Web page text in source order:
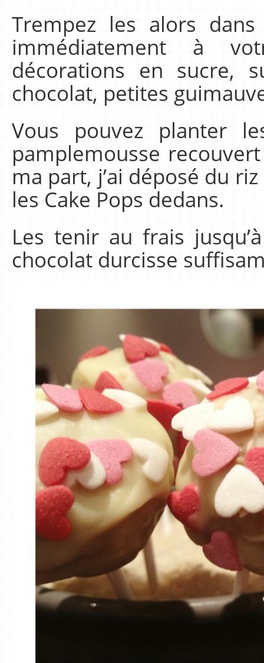
Trempez les alors
immédiatement à
décorations en sucre,
chocolat, petites
Vous pouvez planter
pamplemousse
ma part, j’ai déposé du
les Cake Pops dedans.
Les tenir au frais
chocolat durcisse